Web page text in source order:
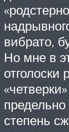
вибрато,
Но мне в
отголоски
предельно
степень